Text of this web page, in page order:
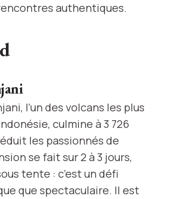
authentiques.
l’un des volcans les plus
culmine à 3 726
les passionnés de
se fait sur 2 à 3 jours,
tente : c’est un défi
que spectaculaire. Il est